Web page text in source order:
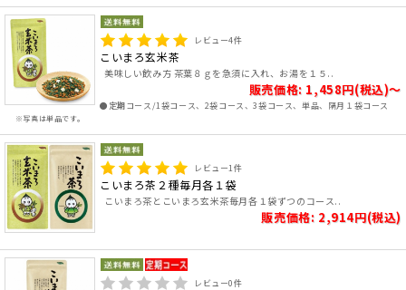
※写真は単品です。
レビュー4件
こいまろ玄米茶
美味しい飲み方 茶葉８ｇを急須に入れ、お湯を１５..
販売価格: 1,458円(税込)～
●定期コース/1袋コース、2袋コース、3袋コース、単品、隔月１袋コース
レビュー1件
こいまろ茶２種毎月各１袋
こいまろ茶とこいまろ玄米茶毎月各１袋ずつのコース..
販売価格: 2,914円(税込)
レビュー0件